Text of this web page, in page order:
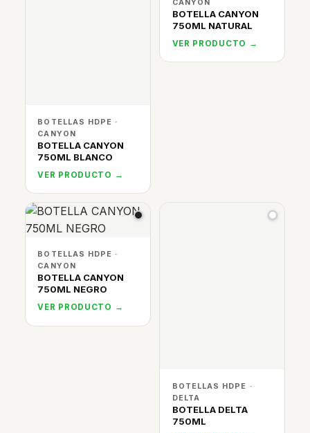
BOTELLAS HDPE ·
CANYON
BOTELLA CANYON
750ML BLANCO
VER PRODUCTO →
CANYON
BOTELLA CANYON
750ML NATURAL
VER PRODUCTO →
BOTELLAS HDPE ·
CANYON
BOTELLA CANYON
750ML NEGRO
VER PRODUCTO →
BOTELLAS HDPE ·
DELTA
BOTELLA DELTA
750ML